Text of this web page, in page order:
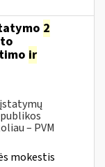
2
ir
įstatymų
– PVM
mokestis